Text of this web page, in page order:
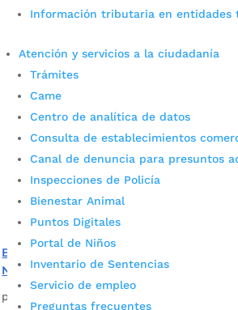
Información tributaria en entidades
Atención y servicios a la ciudadanía
Trámites
Came
Centro de analítica de datos
Consulta de establecimientos
Canal de denuncia para presuntos
Inspecciones de Policía
Bienestar Animal
Puntos Digitales
Portal de Niños
Inventario de Sentencias
Servicio de empleo
Preguntas frecuentes
Bucaramanga se alista para participar
Nacional de Respuesta de Emergencias
por